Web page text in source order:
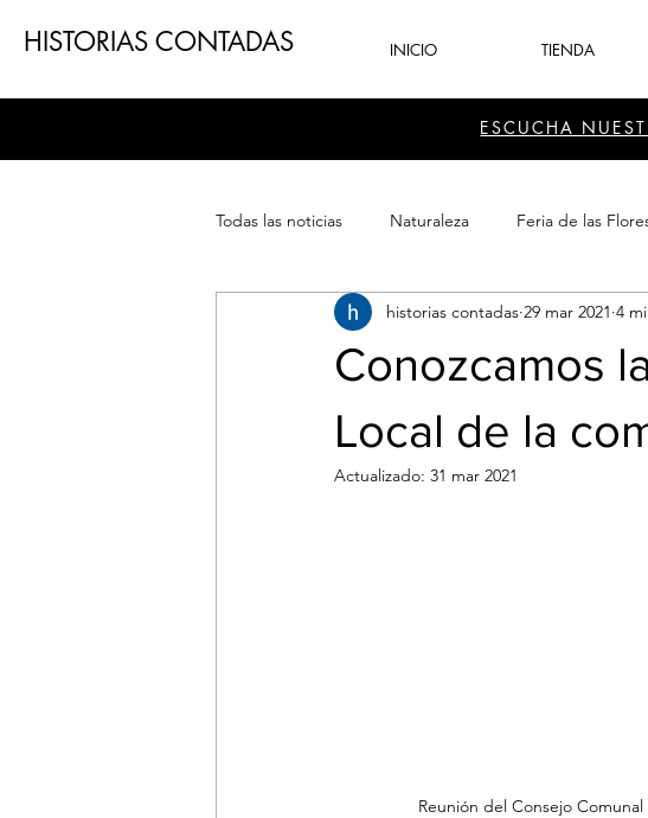
HISTORIAS CONTADAS INICIO TIENDA
ESCUCHA
Todas las noticias Naturaleza Feria de las
Patrimonio Sector Cultura
Conozcamos
Local de la
historias contadas 29 mar 2021 4
Actualizado: 31 mar 2021
Reunión del Consejo